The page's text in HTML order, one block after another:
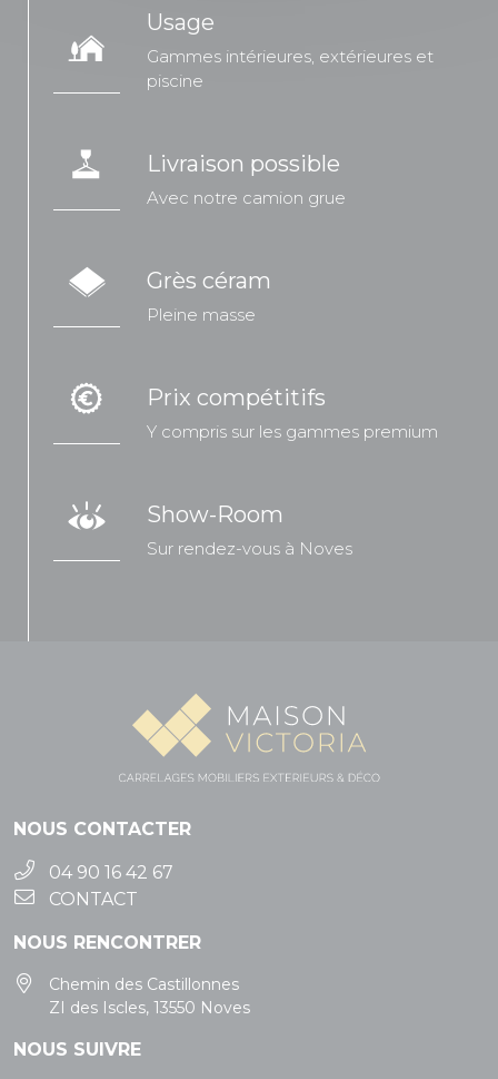
Usage
Gammes intérieures, extérieures et
piscine
Livraison possible
Avec notre camion grue
Grès céram
Pleine masse
Prix compétitifs
Y compris sur les gammes premium
Show-Room
Sur rendez-vous à Noves
NOUS CONTACTER
04 90 16 42 67
CONTACT
NOUS RENCONTRER
Chemin des Castillonnes
ZI des Iscles, 13550 Noves
NOUS SUIVRE